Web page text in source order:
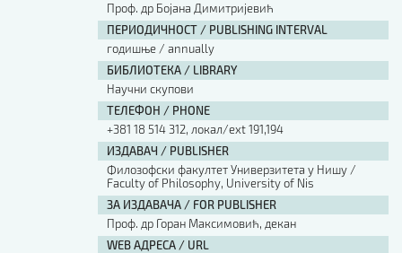
Проф. др Бојана Димитријевић
ПЕРИОДИЧНОСТ / PUBLISHING INTERVAL
годишње / annually
БИБЛИОТЕКА / LIBRARY
Научни скупови
ТЕЛЕФОН / PHONE
+381 18 514 312, локал/ext 191,194
ИЗДАВАЧ / PUBLISHER
Филозофски факултет Универзитета у Нишу /
Faculty of Philosophy, University of Nis
ЗА ИЗДАВАЧА / FOR PUBLISHER
Проф. др Горан Максимовић, декан
WEB АДРЕСА / URL